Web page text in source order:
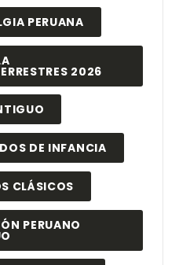
PERUANA
2026
DE INFANCIA
CLÁSICOS
PERUANO